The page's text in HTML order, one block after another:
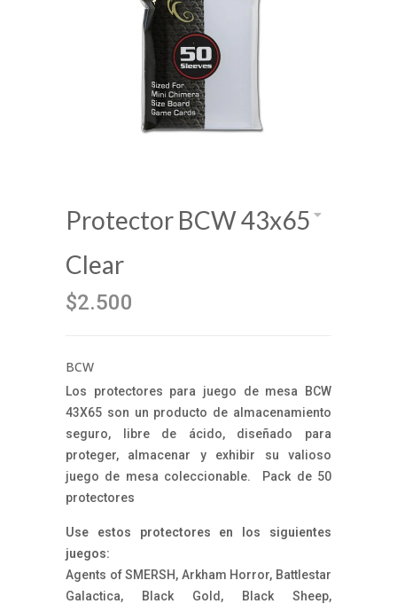
Protector BCW 43x65
Clear
$2.500
BCW
Los protectores para juego de mesa BCW
43X65 son un producto de almacenamiento
seguro, libre de ácido, diseñado para
proteger, almacenar y exhibir su valioso
juego de mesa coleccionable. Pack de 50
protectores
Use estos protectores en los siguientes
juegos:
Agents of SMERSH, Arkham Horror, Battlestar
Galactica, Black Gold, Black Sheep,